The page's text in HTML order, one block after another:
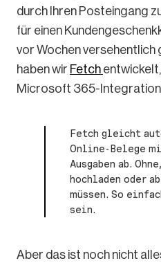
durch Ihren Posteingang
für einen
vor Wochen versehentlich
haben wir Fetch
Microsoft 365-Integration
Fetch gleicht
Online-Belege
Ausgaben ab.
hochladen oder
müssen. So
sein.
Aber das ist noch nicht